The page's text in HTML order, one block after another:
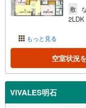
もっと見る
敷
2LDK
空室状況
VIVALES明石